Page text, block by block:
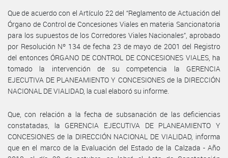
Que de acuerdo con el Artículo 22 del “Reglamento de Actuación del
Órgano de Control de Concesiones Viales en materia Sancionatoria
para los supuestos de los Corredores Viales Nacionales”, aprobado
por Resolución Nº 134 de fecha 23 de mayo de 2001 del Registro
del entonces ÓRGANO DE CONTROL DE CONCESIONES VIALES, ha
tomado la intervención de su competencia la GERENCIA
EJECUTIVA DE PLANEAMIENTO Y CONCESIONES de la DIRECCIÓN
NACIONAL DE VIALIDAD, la cual elaboró su informe.
Que, con relación a la fecha de subsanación de las deficiencias
constatadas, la GERENCIA EJECUTIVA DE PLANEAMIENTO Y
CONCESIONES de la DIRECCIÓN NACIONAL DE VIALIDAD, informa
que en el marco de la Evaluación del Estado de la Calzada - Año